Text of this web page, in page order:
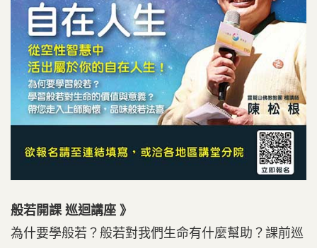
般若開課 巡迴講座 》
為什要學般若？般若對我們生命有什麼幫助？課前巡